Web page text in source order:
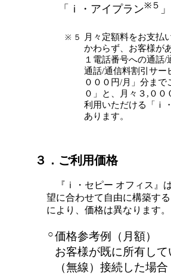
「ｉ・アイプラン※５
※ ５
月々定額料をお支払
かわらず、お客様が
１電話番号への通話
通話/通信料割引サー
０００円/月」分ま
０」と、月々３,０
利用いただける「ｉ
あります。
３．ご利用価格
『ｉ・セピー オフィス』
望に合わせて自由に構築す
により、価格は異なります。
○価格参考例（月額）
お客様が既に所有し
（無線）接続した場合